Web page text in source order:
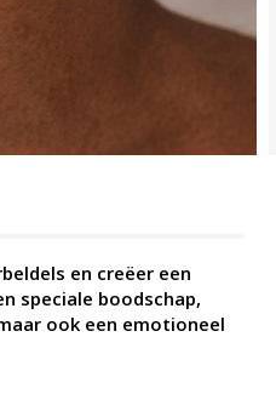
en creëer een
speciale boodschap,
ook een emotioneel